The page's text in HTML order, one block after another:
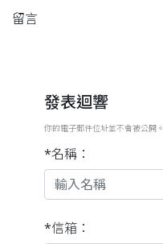
留言
發表迴響
你的電子郵件位址並不會被公開。
*名稱：
*信箱：